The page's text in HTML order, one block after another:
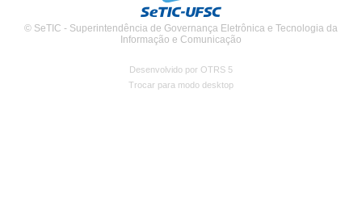
© SeTIC - Superintendência de Governança Eletrônica e Tecnologia da
Informação e Comunicação
Desenvolvido por OTRS 5
Trocar para modo desktop